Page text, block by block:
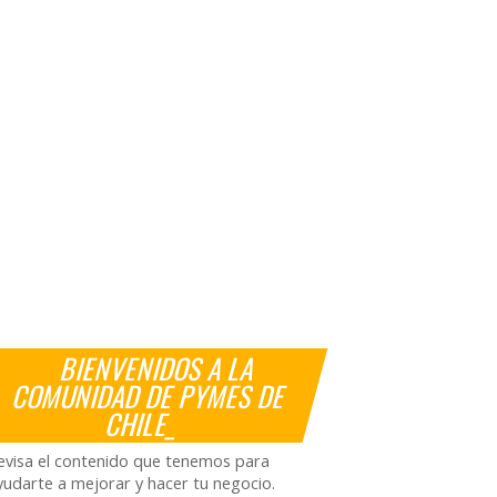
BIENVENIDOS A LA
COMUNIDAD DE PYMES DE
CHILE_
el contenido que tenemos para
a mejorar y hacer tu negocio.